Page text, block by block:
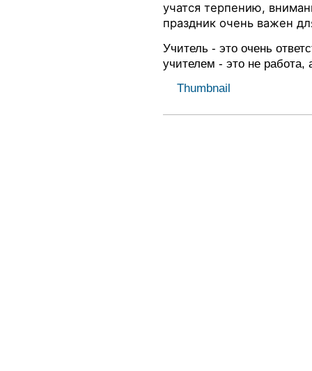
учатся терпению,
праздник очень важен
Учитель - это очень
учителем - это не работа,
Thumbnail